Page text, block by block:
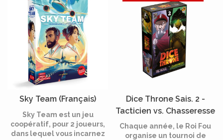
Sky Team (Français)
Sky Team est un jeu
coopératif, pour 2 joueurs,
dans lequel vous incarnez
Dice Throne Sais. 2 -
Tacticien vs. Chasseresse
(Francais)
Chaque année, le Roi Fou
organise un tournoi de